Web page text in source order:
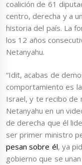
coalición de 61
centro, derecha y a
historia del país. La
los 12 años
Netanyahu.
“Idit, acabas de
comportamiento es
Israel, y te recibo de
Netanyahu en un
de derecha que él
ser primer ministro
pesan sobre él, ya
gobierno que se